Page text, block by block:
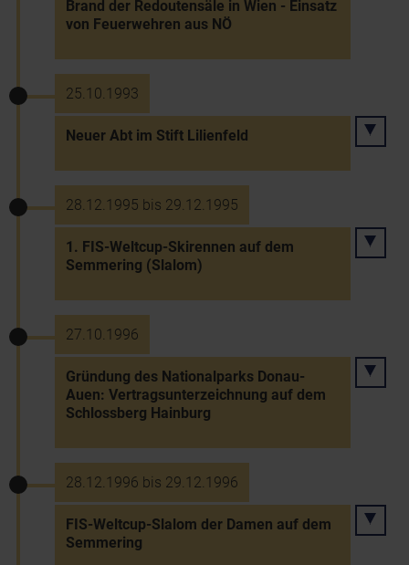
Brand der Redoutensäle in Wien - Einsatz
von Feuerwehren aus NÖ
25.10.1993
Neuer Abt im Stift Lilienfeld
28.12.1995 bis 29.12.1995
1. FIS-Weltcup-Skirennen auf dem
Semmering (Slalom)
27.10.1996
Gründung des Nationalparks Donau-
Auen: Vertragsunterzeichnung auf dem
Schlossberg Hainburg
28.12.1996 bis 29.12.1996
FIS-Weltcup-Slalom der Damen auf dem
Semmering